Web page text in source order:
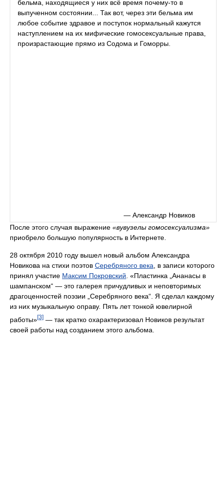
бельма, находящиеся у них всё время почему-то в
выпученном состоянии... Так вот, через эти бельма им
любое событие здравое и поступок нормальный кажутся
наступлением на их мифические гомосексуальные права,
произрастающие прямо из Содома и Гоморры.
— Александр Новиков
После этого случая выражение «вувузелы гомосексуализма»
приобрело большую популярность в Интернете.
28 октября 2010 году вышел новый альбом Александра
Новикова на стихи поэтов Серебряного века, в записи которого
принял участие Максим Покровский. «Пластинка „Ананасы в
шампанском“ — это галерея причудливых и неповторимых
драгоценностей поэзии „Серебряного века“. Я сделал каждому
из них музыкальную оправу. Пять лет тонкой ювелирной
работы»[3] — так кратко охарактеризовал Новиков результат
своей работы над созданием этого альбома.